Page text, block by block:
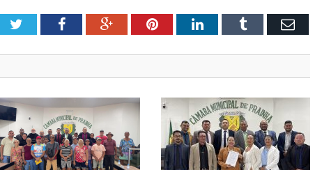
TwitterFacebookGoogle+PinterestLinkedInTumblr Email